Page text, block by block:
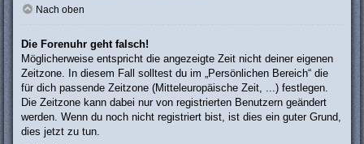
Nach oben
Die Forenuhr geht falsch!
Möglicherweise entspricht die angezeigte Zeit nicht deiner eigenen
Zeitzone. In diesem Fall solltest du im „Persönlichen Bereich“ die
für dich passende Zeitzone (Mitteleuropäische Zeit, ...) festlegen.
Die Zeitzone kann dabei nur von registrierten Benutzern geändert
werden. Wenn du noch nicht registriert bist, ist dies ein guter Grund,
dies jetzt zu tun.